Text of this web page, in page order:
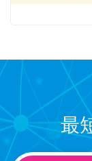
最